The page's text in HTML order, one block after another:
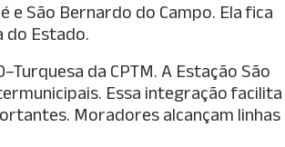
e São Bernardo do Campo. Ela fica
do Estado.
da CPTM. A Estação São
Essa integração facilita
Moradores alcançam linhas